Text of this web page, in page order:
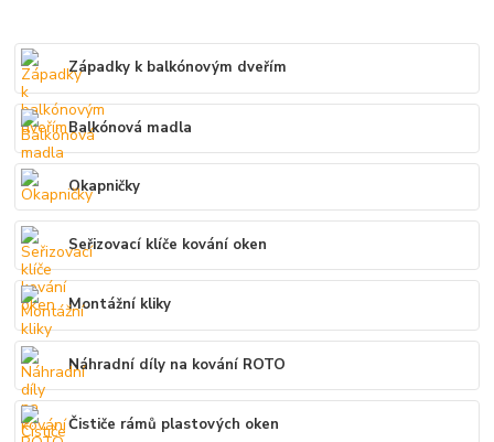
Západky k balkónovým dveřím
Balkónová madla
Okapničky
Seřizovací klíče kování oken
Montážní kliky
Náhradní díly na kování ROTO
Čističe rámů plastových oken